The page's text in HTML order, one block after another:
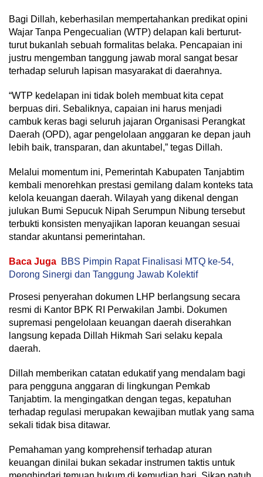
Bagi Dillah, keberhasilan mempertahankan predikat opini
Wajar Tanpa Pengecualian (WTP) delapan kali berturut-
turut bukanlah sebuah formalitas belaka. Pencapaian ini
justru mengemban tanggung jawab moral sangat besar
terhadap seluruh lapisan masyarakat di daerahnya.
“WTP kedelapan ini tidak boleh membuat kita cepat
berpuas diri. Sebaliknya, capaian ini harus menjadi
cambuk keras bagi seluruh jajaran Organisasi Perangkat
Daerah (OPD), agar pengelolaan anggaran ke depan jauh
lebih baik, transparan, dan akuntabel,” tegas Dillah.
Melalui momentum ini, Pemerintah Kabupaten Tanjabtim
kembali menorehkan prestasi gemilang dalam konteks tata
kelola keuangan daerah. Wilayah yang dikenal dengan
julukan Bumi Sepucuk Nipah Serumpun Nibung tersebut
terbukti konsisten menyajikan laporan keuangan sesuai
standar akuntansi pemerintahan.
Baca Juga BBS Pimpin Rapat Finalisasi MTQ ke-54,
Dorong Sinergi dan Tanggung Jawab Kolektif
Prosesi penyerahan dokumen LHP berlangsung secara
resmi di Kantor BPK RI Perwakilan Jambi. Dokumen
supremasi pengelolaan keuangan daerah diserahkan
langsung kepada Dillah Hikmah Sari selaku kepala
daerah.
Dillah memberikan catatan edukatif yang mendalam bagi
para pengguna anggaran di lingkungan Pemkab
Tanjabtim. Ia mengingatkan dengan tegas, kepatuhan
terhadap regulasi merupakan kewajiban mutlak yang sama
sekali tidak bisa ditawar.
Pemahaman yang komprehensif terhadap aturan
keuangan dinilai bukan sekadar instrumen taktis untuk